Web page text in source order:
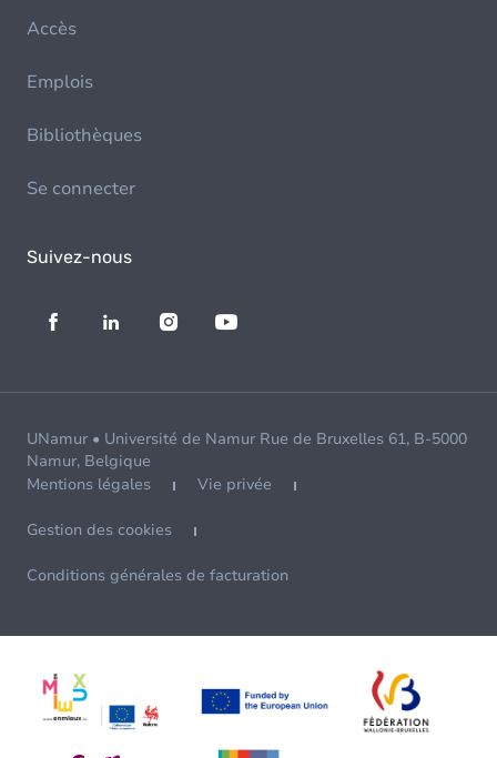
Accès
Emplois
Bibliothèques
Se connecter
Suivez-nous
UNamur • Université de Namur Rue de Bruxelles 61, B-5000
Namur, Belgique
Mentions légales
Vie privée
Gestion des cookies
Conditions générales de facturation